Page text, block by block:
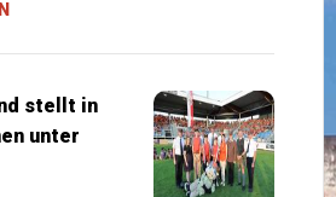
stellt in
unter